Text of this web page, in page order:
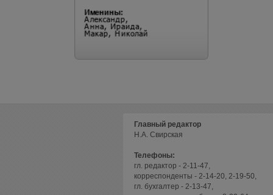
Главный редактор
Н.А. Свирская
Телефоны:
гл. редактор - 2-11-47,
корреспонденты - 2-14-20, 2-19-50,
гл. бухгалтер - 2-13-47,